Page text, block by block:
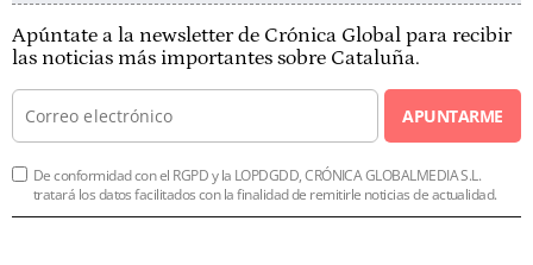
Apúntate a la newsletter de Crónica Global para recibir
las noticias más importantes sobre Cataluña.
APUNTARME
De conformidad con el RGPD y la LOPDGDD, CRÓNICA GLOBALMEDIA S.L.
tratará los datos facilitados con la finalidad de remitirle noticias de actualidad.